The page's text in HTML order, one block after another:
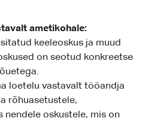
ametikohale:
keeleoskus ja muud
on seotud konkreetse
loetelu vastavalt tööandja
rõhuasetustele,
nendele oskustele, mis on